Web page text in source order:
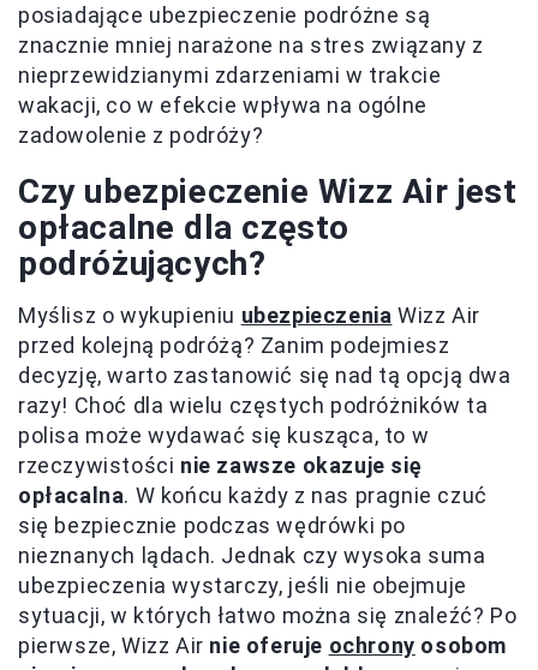
posiadające ubezpieczenie podróżne są
znacznie mniej narażone na stres związany z
nieprzewidzianymi zdarzeniami w trakcie
wakacji, co w efekcie wpływa na ogólne
zadowolenie z podróży?
Czy ubezpieczenie Wizz Air jest
opłacalne dla często
podróżujących?
Myślisz o wykupieniu ubezpieczenia Wizz Air
przed kolejną podróżą? Zanim podejmiesz
decyzję, warto zastanowić się nad tą opcją dwa
razy! Choć dla wielu częstych podróżników ta
polisa może wydawać się kusząca, to w
rzeczywistości nie zawsze okazuje się
opłacalna. W końcu każdy z nas pragnie czuć
się bezpiecznie podczas wędrówki po
nieznanych lądach. Jednak czy wysoka suma
ubezpieczenia wystarczy, jeśli nie obejmuje
sytuacji, w których łatwo można się znaleźć? Po
pierwsze, Wizz Air nie oferuje ochrony osobom